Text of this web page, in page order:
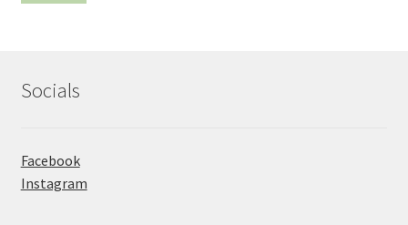
Socials
Facebook
Instagram